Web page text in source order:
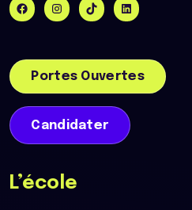
Portes Ouvertes
Candidater
L’école